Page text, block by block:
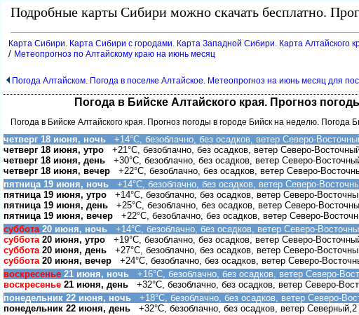
Подробные карты Сибири можно скачать бесплатно.
Карта Сибири. Карта Сибири с городами. Карта Западной Сибири. Карта Алтайского
/ Метеопрогноз по Алтайскому краю на июнь месяц
Погода Алтайском. Погода в поселке Алтайское. Метеопрогноз на июнь месяц для
Погода в Бийске Алтайского края. Прогноз
Погода в Бийске Алтайского края. Прогноз погоды в городе Бийск на неделю. Погода
четверг 18 июня, ночь +14°C, безоблачно, без осадков, ветер Северо-
четверг 18 июня, утро +21°C, безоблачно, без осадков, ветер Северо-
четверг 18 июня, день +30°C, безоблачно, без осадков, ветер Северо-
четверг 18 июня, вечер +22°C, безоблачно, без осадков, ветер Северо-
пятница 19 июня, ночь +14°C, безоблачно, без осадков, ветер Северо-
пятница 19 июня, утро +14°C, безоблачно, без осадков, ветер Северо-
пятница 19 июня, день +25°C, безоблачно, без осадков, ветер Северо-
пятница 19 июня, вечер +22°C, безоблачно, без осадков, ветер Северо-
суббота20 июня, ночь +14°C, безоблачно, без осадков, ветер Северо-
суббота20 июня, утро +19°C, безоблачно, без осадков, ветер Северо-
суббота20 июня, день +27°C, безоблачно, без осадков, ветер Северо-
суббота20 июня, вечер +24°C, безоблачно, без осадков, ветер Северо-
оскресенье 21 июня, ночь +16°C, безоблачно, без осадков, ветер Северо-
оскресенье 21 июня, день +32°C, безоблачно, без осадков, ветер Северо-
понедельник 22 июня, ночь +18°C, безоблачно, без осадков, ветер Северо-
понедельник 22 июня, день +32°C, безоблачно, без осадков, ветер